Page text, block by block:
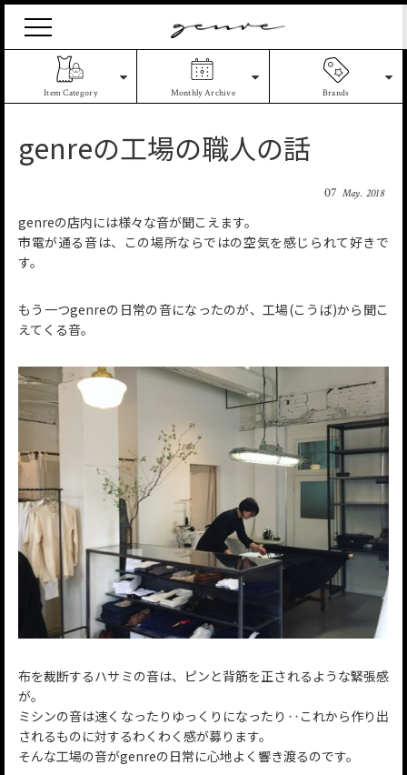
Clothes
Antique
Jewelry
Item Category Monthly Archive Brands
genreの工場の職人の話
07 May. 2018
genreの店内には様々な音が聞こえます。
市電が通る音は、この場所ならではの空気を感じられて好きで
す。
もう一つgenreの日常の音になったのが、工場(こうば)から聞こ
えてくる音。
布を裁断するハサミの音は、ピンと背筋を正されるような緊張感
が。
ミシンの音は速くなったりゆっくりになったり‥これから作り出
されるものに対するわくわく感が募ります。
そんな工場の音がgenreの日常に心地よく響き渡るのです。